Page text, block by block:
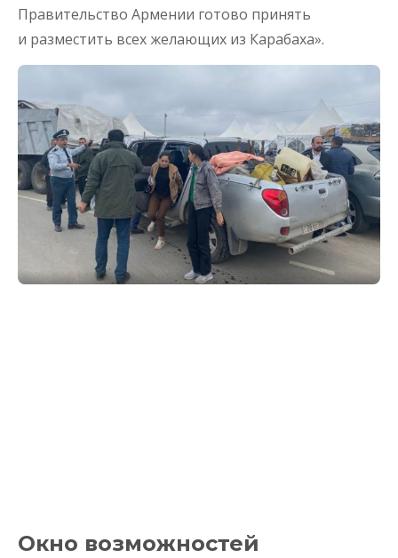
Правительство Армении готово принять
и разместить всех желающих из Карабаха».
Окно возможностей